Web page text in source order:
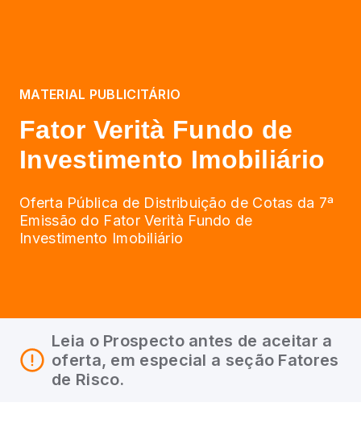
MATERIAL PUBLICITÁRIO
Fator Verità Fundo de
Investimento Imobiliário
Oferta Pública de Distribuição de Cotas da 7ª
Emissão do Fator Verità Fundo de
Investimento Imobiliário
Leia o Prospecto antes de aceitar a
oferta, em especial a seção Fatores
de Risco.